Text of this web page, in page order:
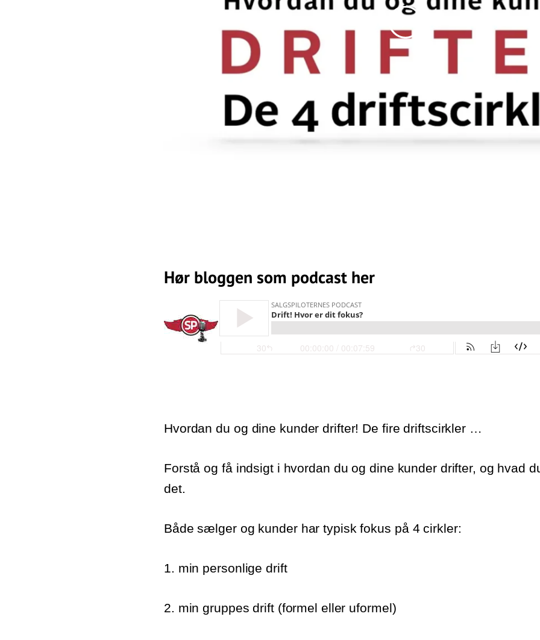
Hør bloggen som podcast her
Hvordan du og dine kunder drifter! De fire driftscirkler …
Forstå og få indsigt i hvordan du og dine kunder drifter, og hvad
det.
Både sælger og kunder har typisk fokus på 4 cirkler:
1. min personlige drift
2. min gruppes drift (formel eller uformel)